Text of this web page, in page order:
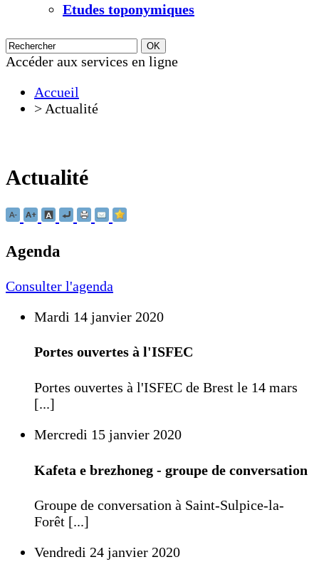
Etudes toponymiques
Accéder aux services en ligne
Accueil
> Actualité
Actualité
Agenda
Consulter l'agenda
Mardi 14 janvier 2020
Portes ouvertes à l'ISFEC
Portes ouvertes à l'ISFEC de Brest le 14 mars
[...]
Mercredi 15 janvier 2020
Kafeta e brezhoneg - groupe de conversation
Groupe de conversation à Saint-Sulpice-la-
Forêt [...]
Vendredi 24 janvier 2020